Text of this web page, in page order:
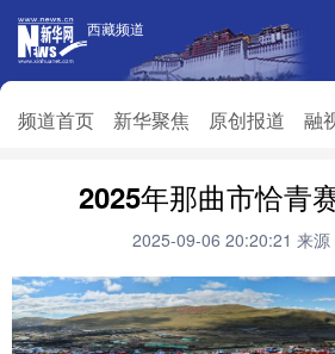
西藏频道
频道首页 新华聚焦 原创报道 融
西藏频道
频道栏目
频道首页 新华聚焦 原创
新华访谈 新华
对口援藏
生态西藏 文
推广信息
2025年那曲市恰青
2025-09-06 20:20:21 来源